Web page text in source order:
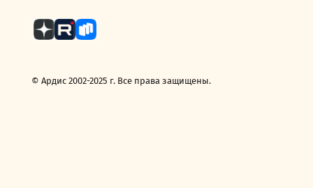
© Ардис 2002-2025 г. Все права защищены.